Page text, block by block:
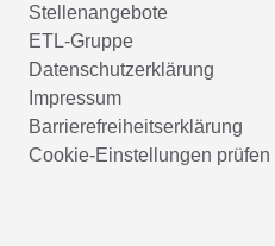
Stellenangebote
ETL-Gruppe
Datenschutzerklärung
Impressum
Barrierefreiheitserklärung
Cookie-Einstellungen prüfen